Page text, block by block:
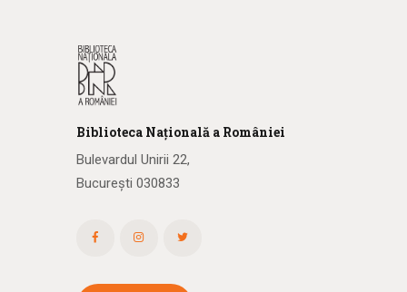
Biblioteca Națională a României
Bulevardul Unirii 22,
București 030833